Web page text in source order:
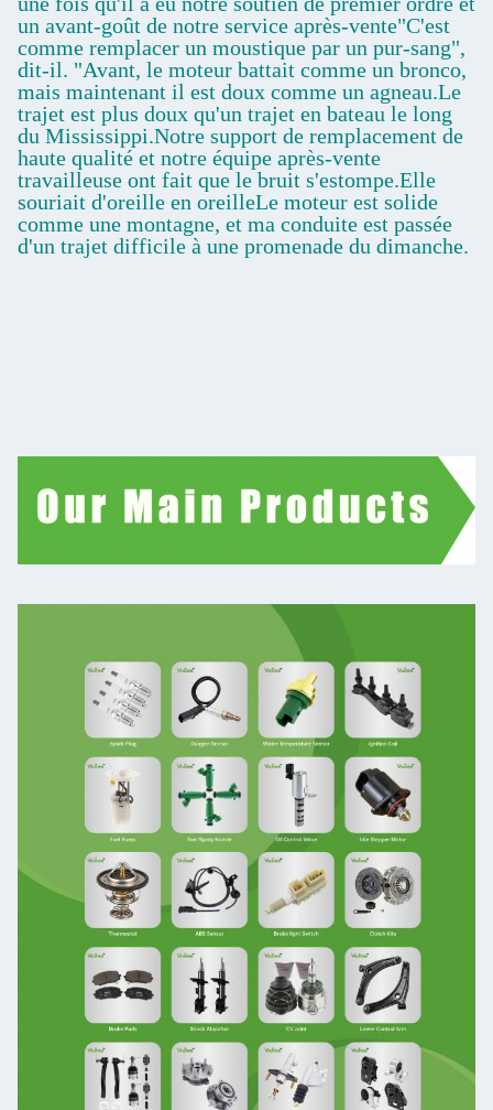
un avant-goût de notre service après-vente"C'est
comme remplacer un moustique par un pur-sang",
dit-il. "Avant, le moteur battait comme un bronco,
mais maintenant il est doux comme un agneau.Le
trajet est plus doux qu'un trajet en bateau le long
du Mississippi.Notre support de remplacement de
haute qualité et notre équipe après-vente
travailleuse ont fait que le bruit s'estompe.Elle
souriait d'oreille en oreilleLe moteur est solide
comme une montagne, et ma conduite est passée
d'un trajet difficile à une promenade du dimanche.